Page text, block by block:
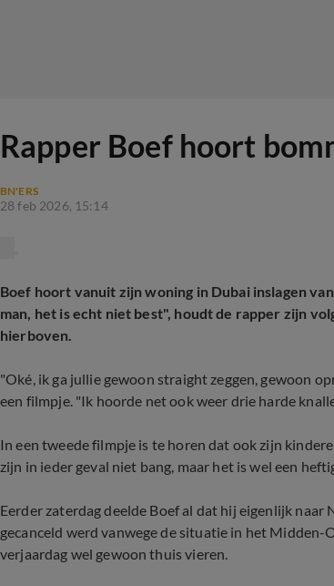
Rapper Boef hoort
BN'ERS
28 feb 2026, 15:14
Boef hoort vanuit zijn woning in Dubai inslagen
man, het is echt niet best", houdt de rapper zijn
hierboven.
"Oké, ik ga jullie gewoon straight zeggen, gewoon
een filmpje. "Ik hoorde net ook weer drie harde
In een tweede filmpje is te horen dat ook zijn
zijn in ieder geval niet bang, maar het is wel een
Eerder zaterdag deelde Boef al dat hij eigenlijk
gecanceld werd vanwege de situatie in het
verjaardag wel gewoon thuis vieren.